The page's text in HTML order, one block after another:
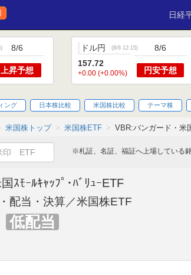
日経
) 8/6
上昇予想
ドル円 (8/6 12:15)
157.72
+0.00 (+0.00%)
8/6
円安予想
ング 日本株比較 米国株比較 テーマ株
米国株トップ 米国株ETF VBR:バンガード・米
※札証、名証、福証へ上場している
ｽﾓｰﾙｷｬｯﾌﾟ･ﾊﾞﾘｭｰETF
配当・決算／米国株ETF
低配当